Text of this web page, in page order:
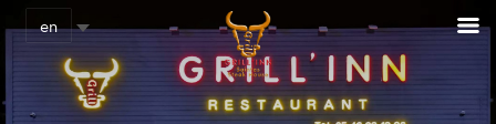
en
Cookies management panel